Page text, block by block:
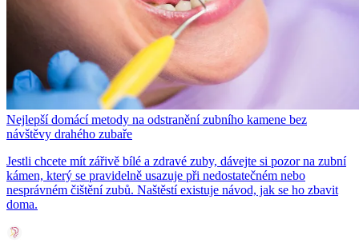
Nejlepší domácí metody na odstranění zubního kamene bez
návštěvy drahého zubaře
Jestli chcete mít zářivě bílé a zdravé zuby, dávejte si pozor na zubní
kámen, který se pravidelně usazuje při nedostatečném nebo
nesprávném čištění zubů. Naštěstí existuje návod, jak se ho zbavit
doma.